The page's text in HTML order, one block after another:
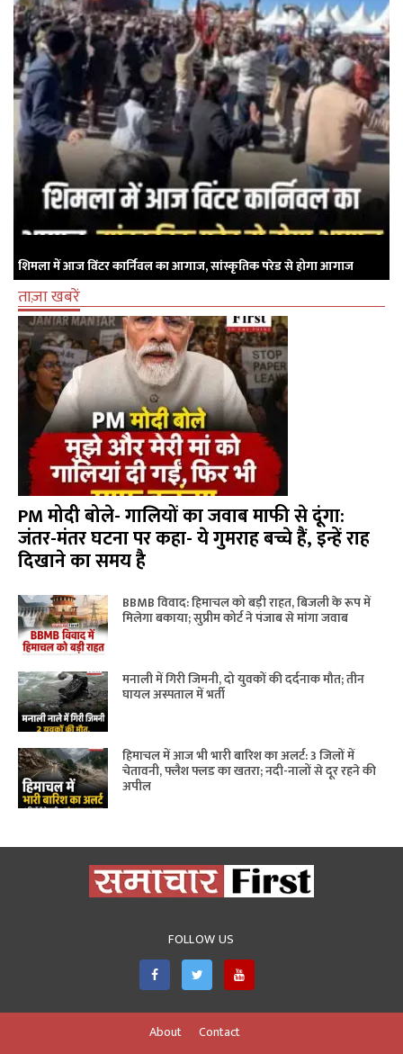
शिमला में आज विंटर कार्निवल का आगाज, सांस्कृतिक परेड से होगा आगाज
ताज़ा खबरें
PM मोदी बोले- गालियों का जवाब माफी से दूंगा:
जंतर-मंतर घटना पर कहा- ये गुमराह बच्चे हैं, इन्हें राह
दिखाने का समय है
BBMB विवाद: हिमाचल को बड़ी राहत, बिजली के रूप में
मिलेगा बकाया; सुप्रीम कोर्ट ने पंजाब से मांगा जवाब
मनाली में गिरी जिमनी, दो युवकों की दर्दनाक मौत; तीन
घायल अस्पताल में भर्ती
हिमाचल में आज भी भारी बारिश का अलर्ट: 3 जिलों में
चेतावनी, फ्लैश फ्लड का खतरा; नदी-नालों से दूर रहने की
अपील
FOLLOW US
About
Contact